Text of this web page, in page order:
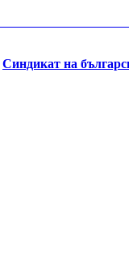
Синдикат на